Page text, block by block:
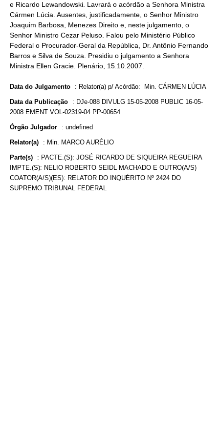
e Ricardo Lewandowski. Lavrará o acórdão a Senhora Ministra
Cármen Lúcia. Ausentes, justificadamente, o Senhor Ministro
Joaquim Barbosa, Menezes Direito e, neste julgamento, o
Senhor Ministro Cezar Peluso. Falou pelo Ministério Público
Federal o Procurador-Geral da República, Dr. Antônio Fernando
Barros e Silva de Souza. Presidiu o julgamento a Senhora
Ministra Ellen Gracie. Plenário, 15.10.2007.
Data do Julgamento : Relator(a) p/ Acórdão: Min. CÁRMEN LÚCIA
Data da Publicação : DJe-088 DIVULG 15-05-2008 PUBLIC 16-05-
2008 EMENT VOL-02319-04 PP-00654
Órgão Julgador : undefined
Relator(a) : Min. MARCO AURÉLIO
Parte(s) : PACTE.(S): JOSÉ RICARDO DE SIQUEIRA REGUEIRA
IMPTE.(S): NELIO ROBERTO SEIDL MACHADO E OUTRO(A/S)
COATOR(A/S)(ES): RELATOR DO INQUÉRITO Nº 2424 DO
SUPREMO TRIBUNAL FEDERAL